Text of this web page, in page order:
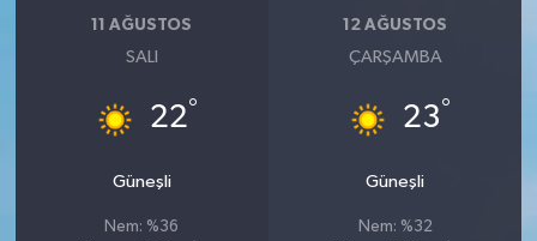
11 AĞUSTOS
SALI
22°
Güneşli
Nem: %36
12 AĞUSTOS
ÇARŞAMBA
23°
Güneşli
Nem: %32